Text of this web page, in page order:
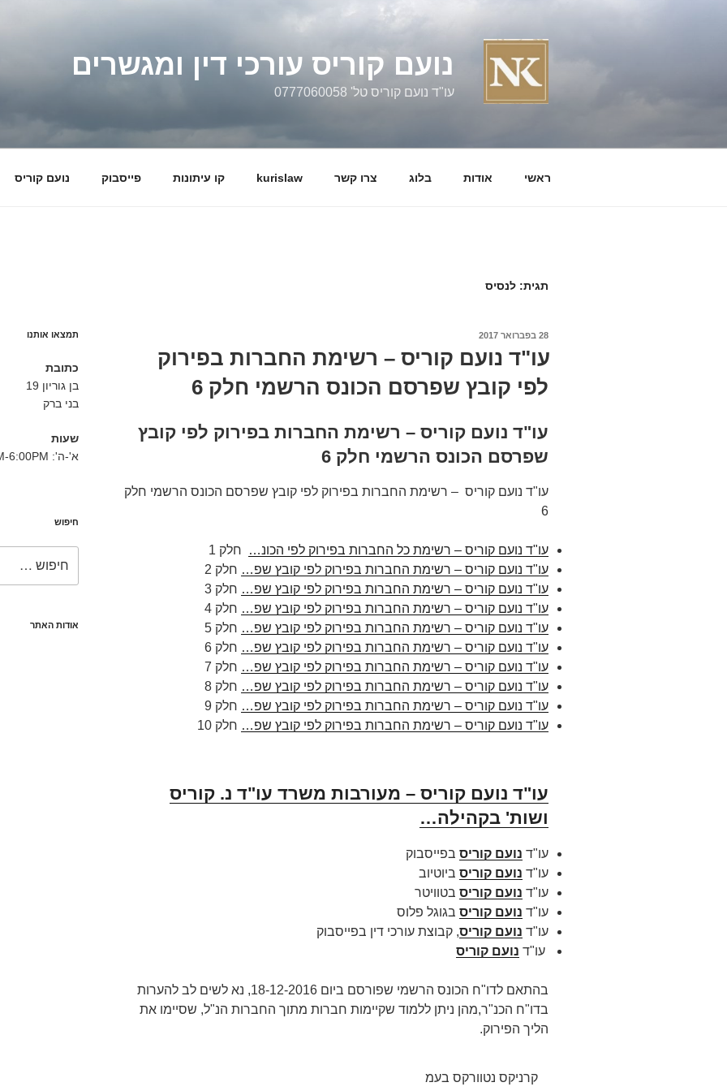
נועם קוריס עורכי דין ומגשרים
עו"ד נועם קוריס טל' 0777060058
ראשי אודות בלוג צרו קשר kurislaw קו עיתונות פייסבוק נועם קוריס
תגית: לנסיס
פורסם
28 בפברואר 2017
עו"ד נועם קוריס – רשימת החברות בפירוק
לפי קובץ שפרסם הכונס הרשמי חלק 6
עו"ד נועם קוריס – רשימת החברות בפירוק לפי קובץ
שפרסם הכונס הרשמי חלק 6
עו"ד נועם קוריס – רשימת החברות בפירוק לפי קובץ שפרסם הכונס הרשמי חלק
6
עו"ד נועם קוריס – רשימת כל החברות בפירוק לפי הכונ…
חלק 1
עו"ד נועם קוריס – רשימת החברות בפירוק לפי קובץ שפ… חלק 2
עו"ד נועם קוריס – רשימת החברות בפירוק לפי קובץ שפ… חלק 3
עו"ד נועם קוריס – רשימת החברות בפירוק לפי קובץ שפ… חלק 4
עו"ד נועם קוריס – רשימת החברות בפירוק לפי קובץ שפ… חלק 5
עו"ד נועם קוריס – רשימת החברות בפירוק לפי קובץ שפ… חלק 6
עו"ד נועם קוריס – רשימת החברות בפירוק לפי קובץ שפ… חלק 7
עו"ד נועם קוריס – רשימת החברות בפירוק לפי קובץ שפ… חלק 8
עו"ד נועם קוריס – רשימת החברות בפירוק לפי קובץ שפ… חלק 9
עו"ד נועם קוריס – רשימת החברות בפירוק לפי קובץ שפ… חלק 10
עו"ד נועם קוריס – מעורבות משרד עו"ד נ. קוריס
ושות' בקהילה…
עו"ד נועם קוריס בפייסבוק
עו"ד נועם קוריס ביוטיוב
עו"ד נועם קוריס בטוויטר
עו"ד נועם קוריס בגוגל פלוס
עו"ד נועם קוריס, קבוצת עורכי דין בפייסבוק
עו"ד נועם קוריס
בהתאם לדו"ח הכונס הרשמי שפורסם ביום 18-12-2016, נא לשים לב להערות
בדו"ח הכנ"ר,מהן ניתן ללמוד שקיימות חברות מתוך החברות הנ"ל, שסיימו את
הליך הפירוק.
קרניקס נטוורקס בעמ
תמצאו אותנו
כתובת
בן גוריון 19
בני ברק
שעות
א'-ה': 8:30AM-6:00PM
חיפוש
אודות האתר